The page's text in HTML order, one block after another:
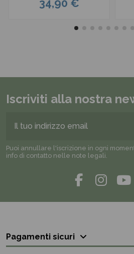
34,90 €
Iscriviti alla nostra
Puoi annullare l'iscrizione in ogni
info di contatto nelle note legali.
Pagamenti sicuri